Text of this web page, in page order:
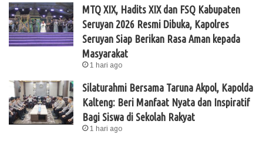
MTQ XIX, Hadits XIX dan FSQ Kabupaten
Seruyan 2026 Resmi Dibuka, Kapolres
Seruyan Siap Berikan Rasa Aman kepada
Masyarakat
1 hari ago
Silaturahmi Bersama Taruna Akpol, Kapolda
Kalteng: Beri Manfaat Nyata dan Inspiratif
Bagi Siswa di Sekolah Rakyat
1 hari ago